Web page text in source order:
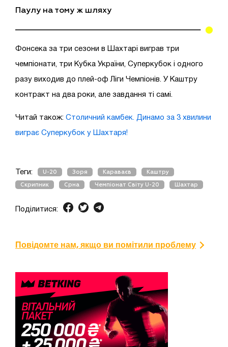
Паулу на тому ж шляху
Фонсека за три сезони в Шахтарі виграв три
чемпіонати, три Кубка України, Суперкубок і одного
разу виходив до плей-оф Ліги Чемпіонів. У Каштру
контракт на два роки, але завдання ті самі.
Читай також: Столичний камбек. Динамо за 3 хвилини
виграє Суперкубок у Шахтаря!
Теги: U-20 Зоря Караваєв Каштру
Скрипник Срна Чемпіонат Світу U-20 Шахтар
Поділитися:
Повідомте нам, якщо ви помітили проблему